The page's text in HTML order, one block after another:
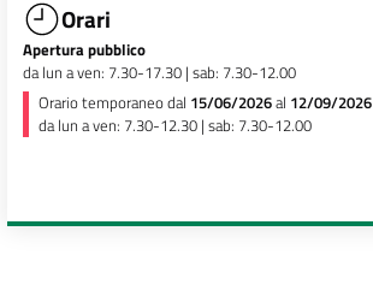
Orari
Apertura pubblico
da lun a ven: 7.30-17.30 | sab: 7.30-12.00
Orario temporaneo dal 15/06/2026al 12/09/2026
da lun a ven: 7.30-12.30 | sab: 7.30-12.00